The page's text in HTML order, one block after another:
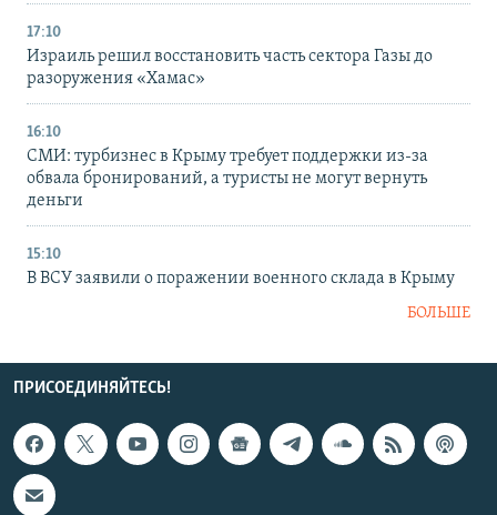
17:10
Израиль решил восстановить часть сектора Газы до
разоружения «Хамас»
16:10
СМИ: турбизнес в Крыму требует поддержки из-за
обвала бронирований, а туристы не могут вернуть
деньги
15:10
В ВСУ заявили о поражении военного склада в Крыму
БОЛЬШЕ
ПРИСОЕДИНЯЙТЕСЬ!